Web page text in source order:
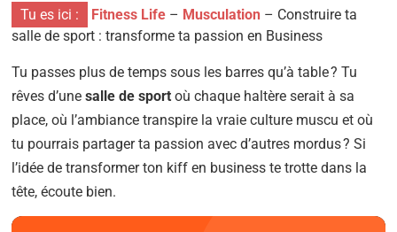
Tu es ici : Fitness Life – Musculation – Construire ta
salle de sport : transforme ta passion en Business
Tu passes plus de temps sous les barres qu’à table ? Tu
rêves d’unesalle de sport où chaque haltère serait à sa
place, où l’ambiance transpire la vraie culture muscu et où
tu pourrais partager ta passion avec d’autres mordus ? Si
l’idée de transformer ton kiff en business te trotte dans la
tête, écoute bien.